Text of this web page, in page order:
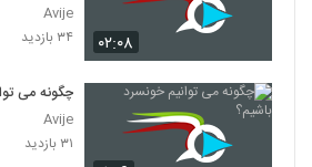
۰۲:۰۸
Avije
۳۴ بازدید
چگونه می
Avije
۳۱ بازدید